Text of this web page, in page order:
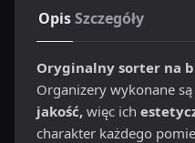
OpisSzczegóły
Oryginalny sorter na
Organizery wykonane są
jakość, więc ich
charakter każdego